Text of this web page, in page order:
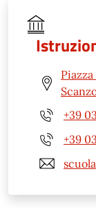
+39
+39